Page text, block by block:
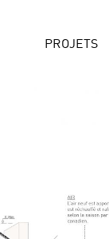
PROJETS